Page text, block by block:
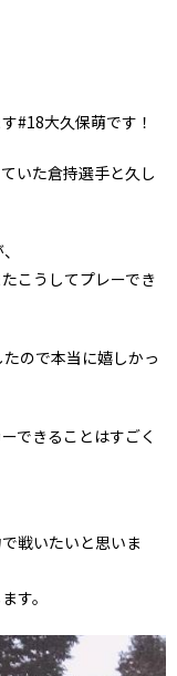
#18大久保萌です！
いた倉持選手と久し
こうしてプレーでき
ので本当に嬉しかっ
できることはすごく
戦いたいと思いま
す。